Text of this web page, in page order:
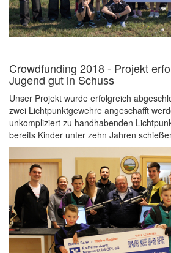
Crowdfunding 2018 - Projekt
Jugend gut in Schuss
Unser Projekt wurde erfolgreich
zwei Lichtpunktgewehre angeschafft
unkompliziert zu handhabenden
bereits Kinder unter zehn Jahren